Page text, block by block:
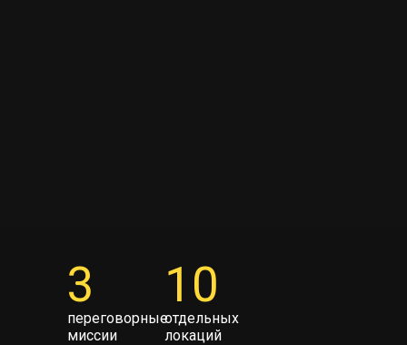
3
переговорные
миссии
10
отдельных
локаций
КОНТАКТЫ
ave@nex-um.ru